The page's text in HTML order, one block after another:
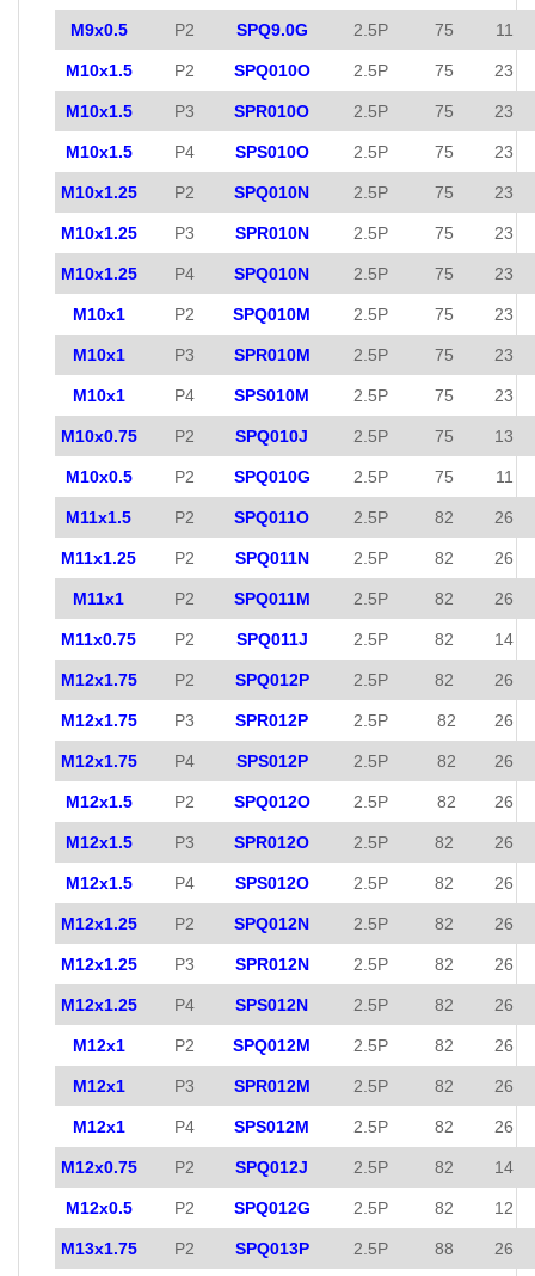
M9x0.5 P2 SPQ9.0G 2.5P 75 11
M10x1.5 P2 SPQ010O 2.5P 75 23
M10x1.5 P3 SPR010O 2.5P 75 23
M10x1.5 P4 SPS010O 2.5P 75 23
M10x1.25 P2 SPQ010N 2.5P 75 23
M10x1.25 P3 SPR010N 2.5P 75 23
M10x1.25 P4 SPQ010N 2.5P 75 23
M10x1 P2 SPQ010M 2.5P 75 23
M10x1 P3 SPR010M 2.5P 75 23
M10x1 P4 SPS010M 2.5P 75 23
M10x0.75 P2 SPQ010J 2.5P 75 13
M10x0.5 P2 SPQ010G 2.5P 75 11
M11x1.5 P2 SPQ011O 2.5P 82 26
M11x1.25 P2 SPQ011N 2.5P 82 26
M11x1 P2 SPQ011M 2.5P 82 26
M11x0.75 P2 SPQ011J 2.5P 82 14
M12x1.75 P2 SPQ012P 2.5P 82 26
M12x1.75 P3 SPR012P 2.5P 82 26
M12x1.75 P4 SPS012P 2.5P 82 26
M12x1.5 P2 SPQ012O 2.5P 82 26
M12x1.5 P3 SPR012O 2.5P 82 26
M12x1.5 P4 SPS012O 2.5P 82 26
M12x1.25 P2 SPQ012N 2.5P 82 26
M12x1.25 P3 SPR012N 2.5P 82 26
M12x1.25 P4 SPS012N 2.5P 82 26
M12x1 P2 SPQ012M 2.5P 82 26
M12x1 P3 SPR012M 2.5P 82 26
M12x1 P4 SPS012M 2.5P 82 26
M12x0.75 P2 SPQ012J 2.5P 82 14
M12x0.5 P2 SPQ012G 2.5P 82 12
M13x1.75 P2 SPQ013P 2.5P 88 26